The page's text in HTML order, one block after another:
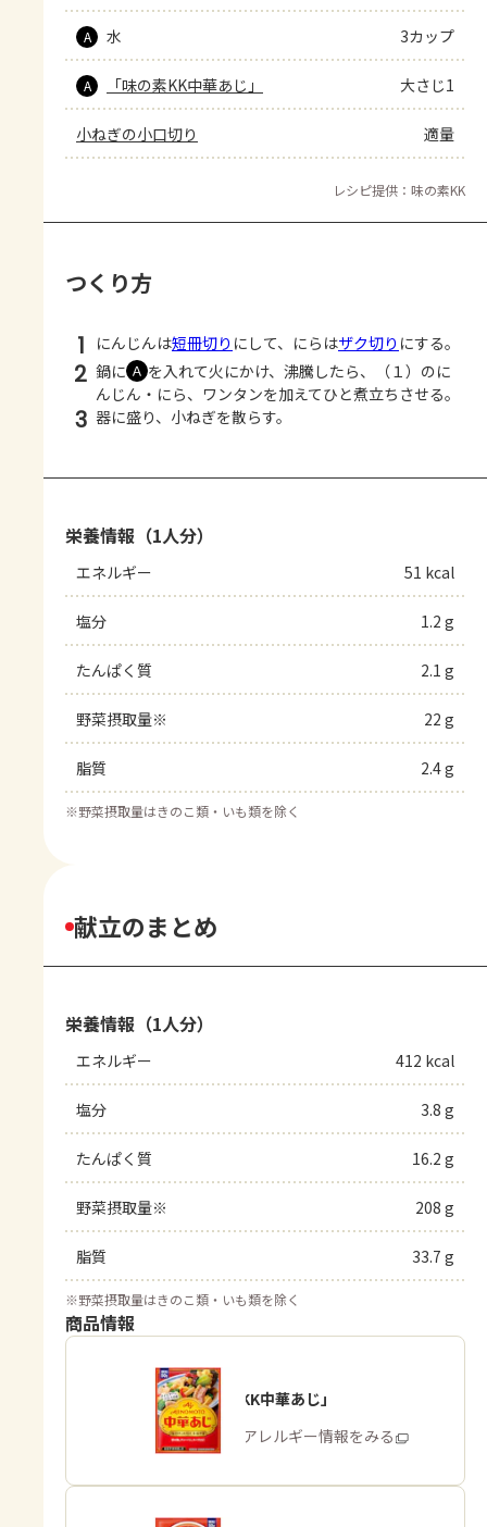
A 水 3カップ
A 「味の素KK中華あじ」 大さじ1
小ねぎの小口切り 適量
レシピ提供：味の素KK
つくり方
1 にんじんは短冊切り にして、にらはザク切り にする。
2 鍋に Ａ を入れて火にかけ、沸騰したら、（１）のに
んじん・にら、ワンタンを加えてひと煮立ちさせる。
3 器に盛り、小ねぎを散らす。
栄養情報（1人分）
エネルギー 51 kcal
塩分 1.2 g
たんぱく質 2.1 g
野菜摂取量※ 22 g
脂質 2.4 g
※野菜摂取量はきのこ類・いも類を除く
献立のまとめ
栄養情報（1人分）
エネルギー 412 kcal
塩分 3.8 g
たんぱく質 16.2 g
野菜摂取量※ 208 g
脂質 33.7 g
※野菜摂取量はきのこ類・いも類を除く
商品情報
「味の素KK中華あじ」
商品・アレルギー情報をみる